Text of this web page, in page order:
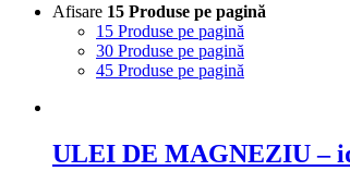
Afisare 15 Produse pe pagină
15 Produse pe pagină
30 Produse pe pagină
45 Produse pe pagină
ULEI DE MAGNEZIU –